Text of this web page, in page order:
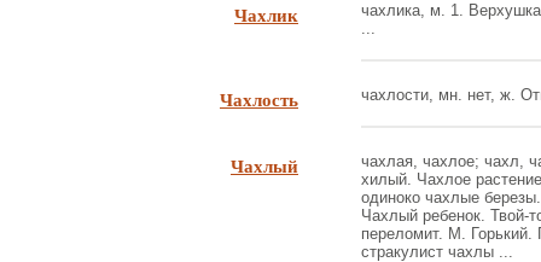
Чахлик
чахлика, м. 1.
...
Чахлость чахлости, мн. нет, ж.
Чахлый
чахлая, чахлое; чахл,
хилый. Чахлое
одиноко чахлые
Чахлый ребенок. Твой-
переломит. М. Горький.
стракулист чахлы ...